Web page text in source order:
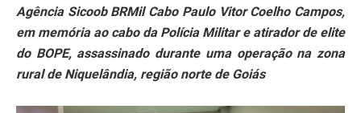
Agência Sicoob BRMil Cabo Paulo Vitor Coelho Campos,
em memória ao cabo da Polícia Militar e atirador de elite
do BOPE, assassinado durante uma operação na zona
rural de Niquelândia, região norte de Goiás